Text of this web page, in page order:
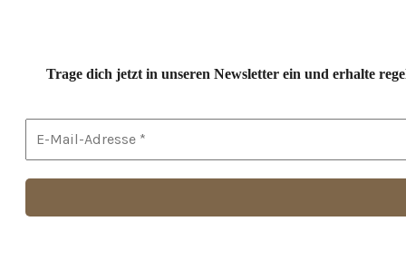
Trage dich jetzt in unseren Newsletter ein und erhalte